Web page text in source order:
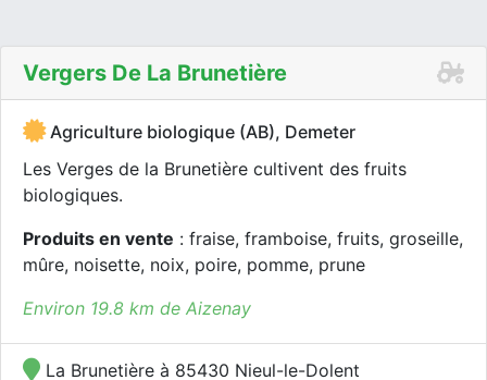
Vergers De La Brunetière
Agriculture biologique (AB), Demeter
Les Verges de la Brunetière cultivent des fruits
biologiques.
Produits en vente : fraise, framboise, fruits, groseille,
mûre, noisette, noix, poire, pomme, prune
Environ 19.8 km de Aizenay
La Brunetière à 85430 Nieul-le-Dolent